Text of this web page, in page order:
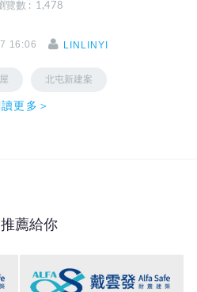
覽數 : 1,478
16:06 LINLINYI
北屯新建案
更多＞
薦給你